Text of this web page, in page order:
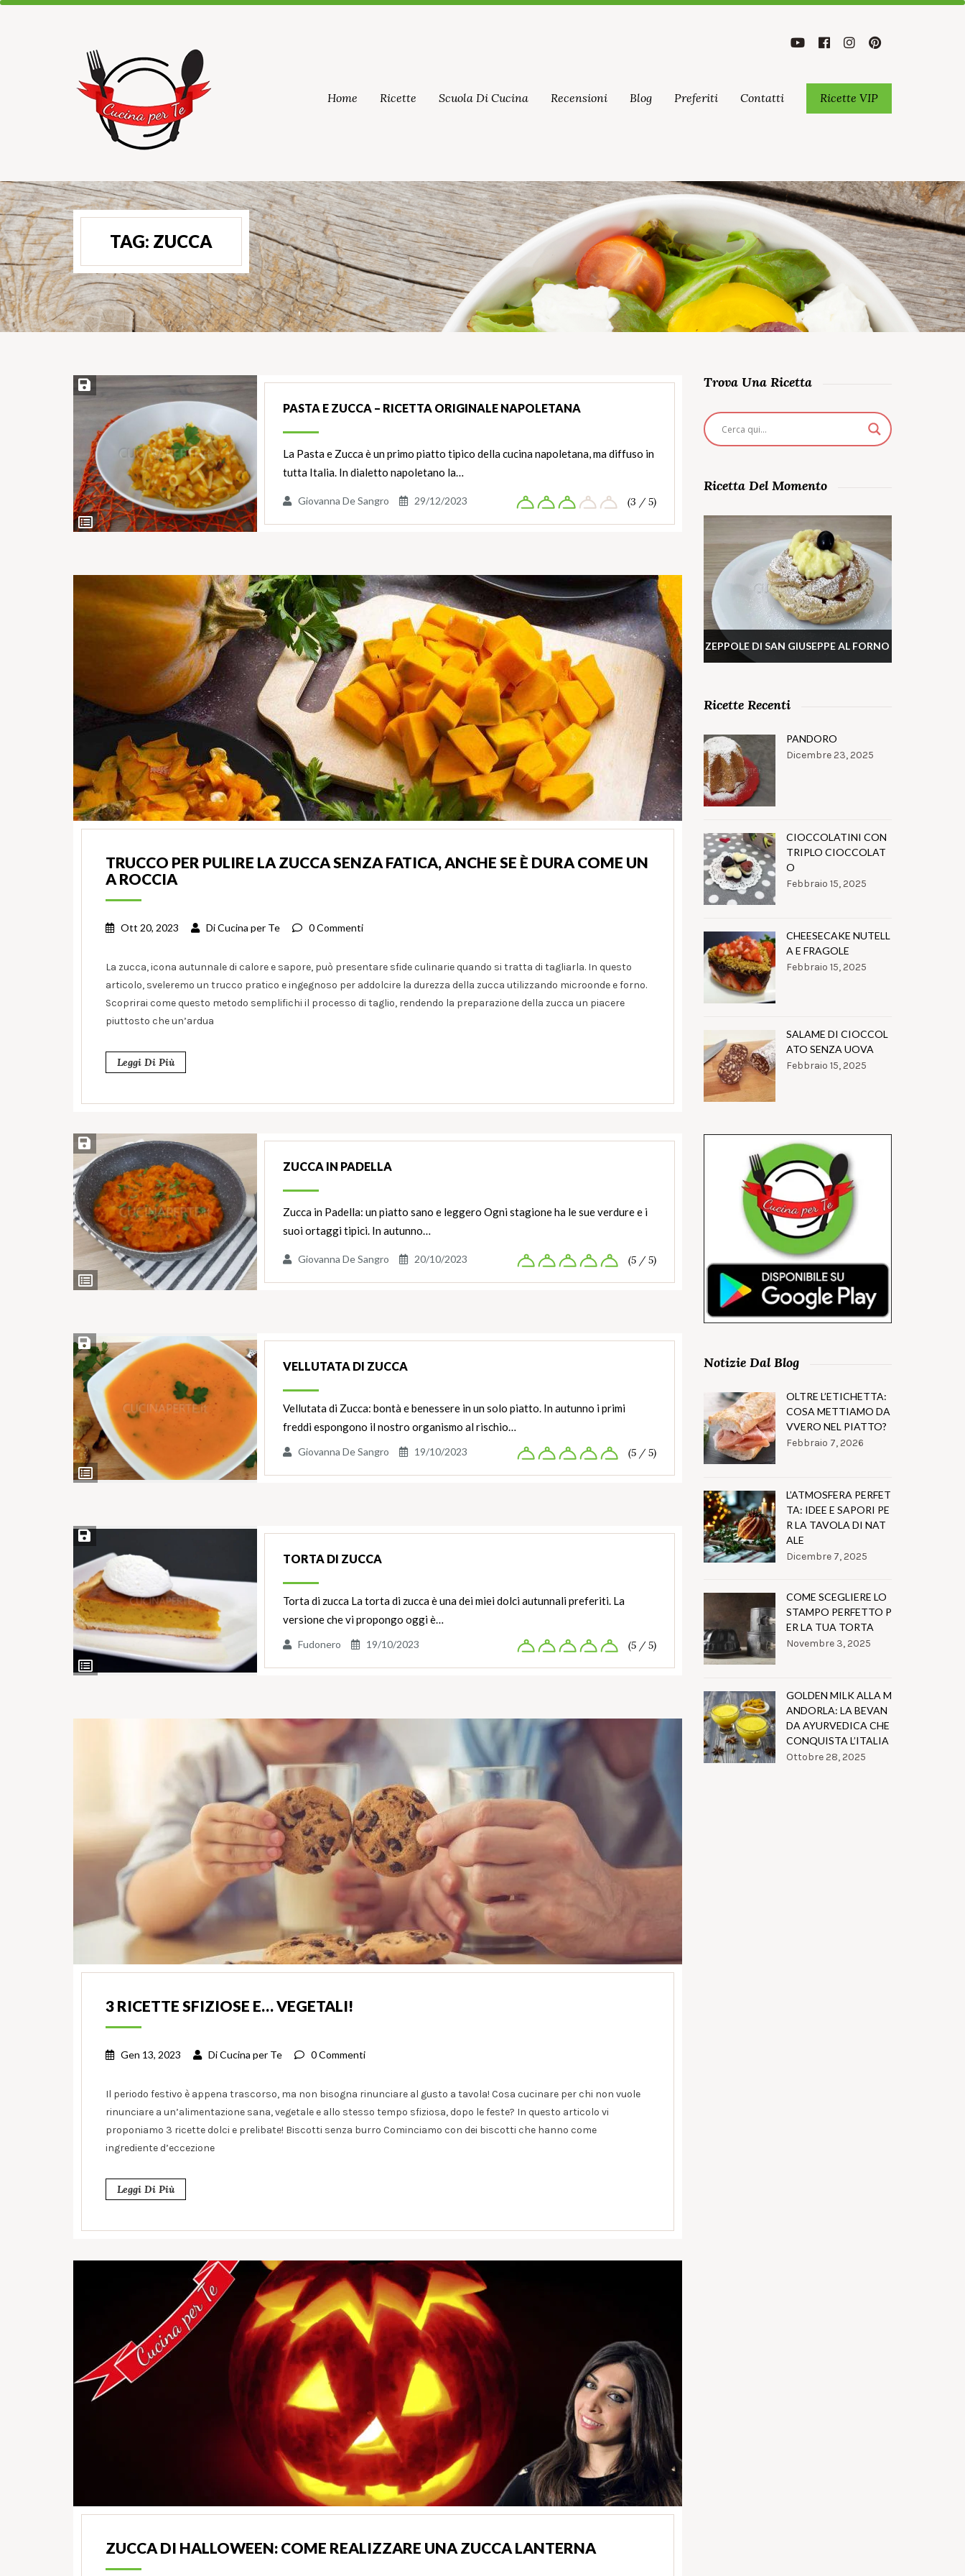
Home Ricette Scuola Di Cucina Recensioni Blog Preferiti Contatti Ricette VIP
TAG: ZUCCA
Ingredienti
Salva ricetta
PASTA E ZUCCA – RICETTA ORIGINALE NAPOLETANA
La Pasta e Zucca è un primo piatto tipico della cucina napoletana, ma diffuso in
tutta Italia. In dialetto napoletano la…
Giovanna De Sangro 29/12/2023 (3 / 5)
TRUCCO PER PULIRE LA ZUCCA SENZA FATICA, ANCHE SE È DURA COME UN
A ROCCIA
Ott 20, 2023 DiCucina per Te 0 Commenti
La zucca, icona autunnale di calore e sapore, può presentare sfide culinarie quando si tratta di tagliarla. In questo
articolo, sveleremo un trucco pratico e ingegnoso per addolcire la durezza della zucca utilizzando microonde e forno.
Scoprirai come questo metodo semplifichi il processo di taglio, rendendo la preparazione della zucca un piacere
piuttosto che un’ardua
Leggi Di Più
Ingredienti
Salva ricetta
ZUCCA IN PADELLA
Zucca in Padella: un piatto sano e leggero Ogni stagione ha le sue verdure e i
suoi ortaggi tipici. In autunno…
Giovanna De Sangro 20/10/2023 (5 / 5)
Ingredienti
Salva ricetta
VELLUTATA DI ZUCCA
Vellutata di Zucca: bontà e benessere in un solo piatto. In autunno i primi
freddi espongono il nostro organismo al rischio…
Giovanna De Sangro 19/10/2023 (5 / 5)
Ingredienti
Salva ricetta
TORTA DI ZUCCA
Torta di zucca La torta di zucca è una dei miei dolci autunnali preferiti. La
versione che vi propongo oggi è…
Fudonero 19/10/2023 (5 / 5)
3 RICETTE SFIZIOSE E… VEGETALI!
Gen 13, 2023 DiCucina per Te 0 Commenti
Il periodo festivo è appena trascorso, ma non bisogna rinunciare al gusto a tavola! Cosa cucinare per chi non vuole
rinunciare a un’alimentazione sana, vegetale e allo stesso tempo sfiziosa, dopo le feste? In questo articolo vi
proponiamo 3 ricette dolci e prelibate! Biscotti senza burro Cominciamo con dei biscotti che hanno come
ingrediente d’eccezione
Leggi Di Più
ZUCCA DI HALLOWEEN: COME REALIZZARE UNA ZUCCA LANTERNA
Trova Una Ricetta
Ricetta Del Momento
ZEPPOLE DI SAN GIUSEPPE AL FORNO
Ricette Recenti
PANDORO
Dicembre 23, 2025
CIOCCOLATINI CON
TRIPLO CIOCCOLAT
O
Febbraio 15, 2025
CHEESECAKE NUTELL
A E FRAGOLE
Febbraio 15, 2025
SALAME DI CIOCCOL
ATO SENZA UOVA
Febbraio 15, 2025
Notizie Dal Blog
OLTRE L’ETICHETTA:
COSA METTIAMO DA
VVERO NEL PIATTO?
Febbraio 7, 2026
L’ATMOSFERA PERFET
TA: IDEE E SAPORI PE
R LA TAVOLA DI NAT
ALE
Dicembre 7, 2025
COME SCEGLIERE LO
STAMPO PERFETTO P
ER LA TUA TORTA
Novembre 3, 2025
GOLDEN MILK ALLA M
ANDORLA: LA BEVAN
DA AYURVEDICA CHE
CONQUISTA L’ITALIA
Ottobre 28, 2025